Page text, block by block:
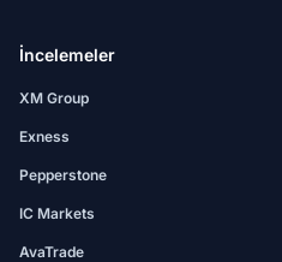
İncelemeler
XM Group
Exness
Pepperstone
IC Markets
AvaTrade